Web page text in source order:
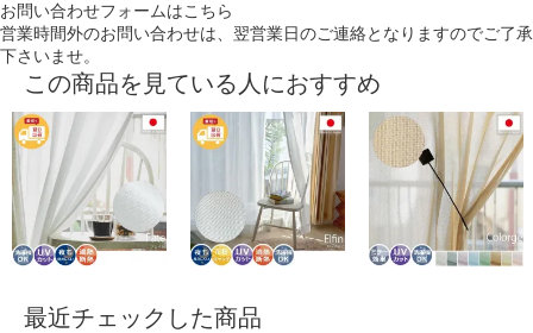
お問い合わせフォームはこちら
営業時間外のお問い合わせは、翌営業日のご連絡となりますのでご了承
下さいませ。
この商品を見ている人におすすめ
最近チェックした商品